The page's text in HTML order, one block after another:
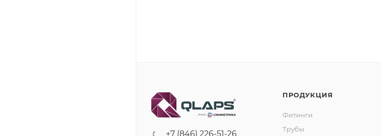
+7 (846) 226-51-26
ПРОДУКЦИЯ
Фитинги
Трубы